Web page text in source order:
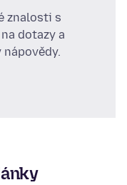
znalosti s
dotazy a